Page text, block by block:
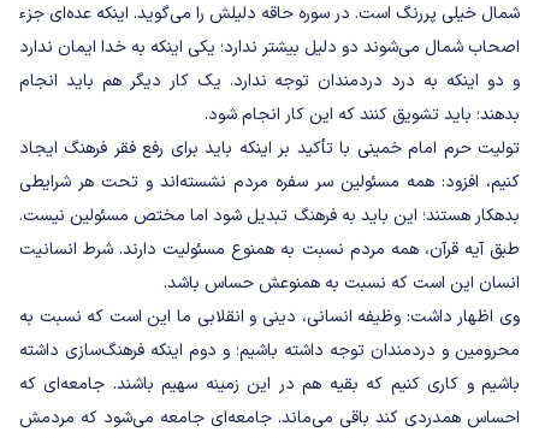
شمال خیلی پررنگ است. در سوره‌ حاقه دلیلش را می‌گوید. اینکه عده‌ای جزء
اصحاب‌ شمال می‌شوند دو دلیل بیشتر ندارد؛ یکی اینکه به خدا ایمان ندارد
و دو اینکه به درد دردمندان توجه‌ ندارد. یک کار دیگر هم‌ باید انجام
بدهند؛ باید تشویق کنند که این کار انجام شود.
تولیت حرم امام خمینی با تأکید بر اینکه باید برای‌ رفع فقر فرهنگ ایجاد
کنیم، افزود: همه مسئولین سر سفره مردم‌ نشسته‌اند و تحت‌ هر شرایطی
بدهکار هستند؛ این باید به فرهنگ تبدیل شود اما مختص مسئولین نیست.
طبق آیه قرآن، همه مردم‌ نسبت‌ به‌ همنوع مسئولیت دارند. شرط انسانیت
انسان این است که نسبت‌ به‌ همنوعش حساس باشد.
وی اظهار داشت: وظیفه انسانی، دینی و انقلابی ما این است که نسبت‌ به‌
محرومین و دردمندان توجه‌ داشته باشیم؛ و دوم اینکه فرهنگ‌سازی داشته‌
باشیم و کاری کنیم که بقیه هم در این زمینه سهیم باشند. جامعه‌ای که
احساس همدردی کند باقی می‌ماند. جامعه‌ای جامعه می‌شود که مردمش